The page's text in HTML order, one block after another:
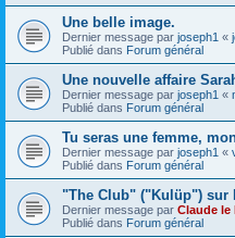
Une belle image.
Dernier message par joseph1 «
Publié dans Forum général
Une nouvelle affaire
Dernier message par joseph1 «
Publié dans Forum général
Tu seras une femme,
Dernier message par joseph1 «
Publié dans Forum général
"The Club" ("Kulüp") sur
Dernier message par Claude le
Publié dans Forum général